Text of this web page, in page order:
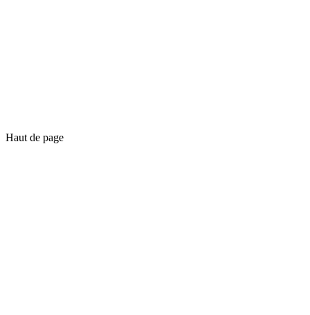
Haut de page